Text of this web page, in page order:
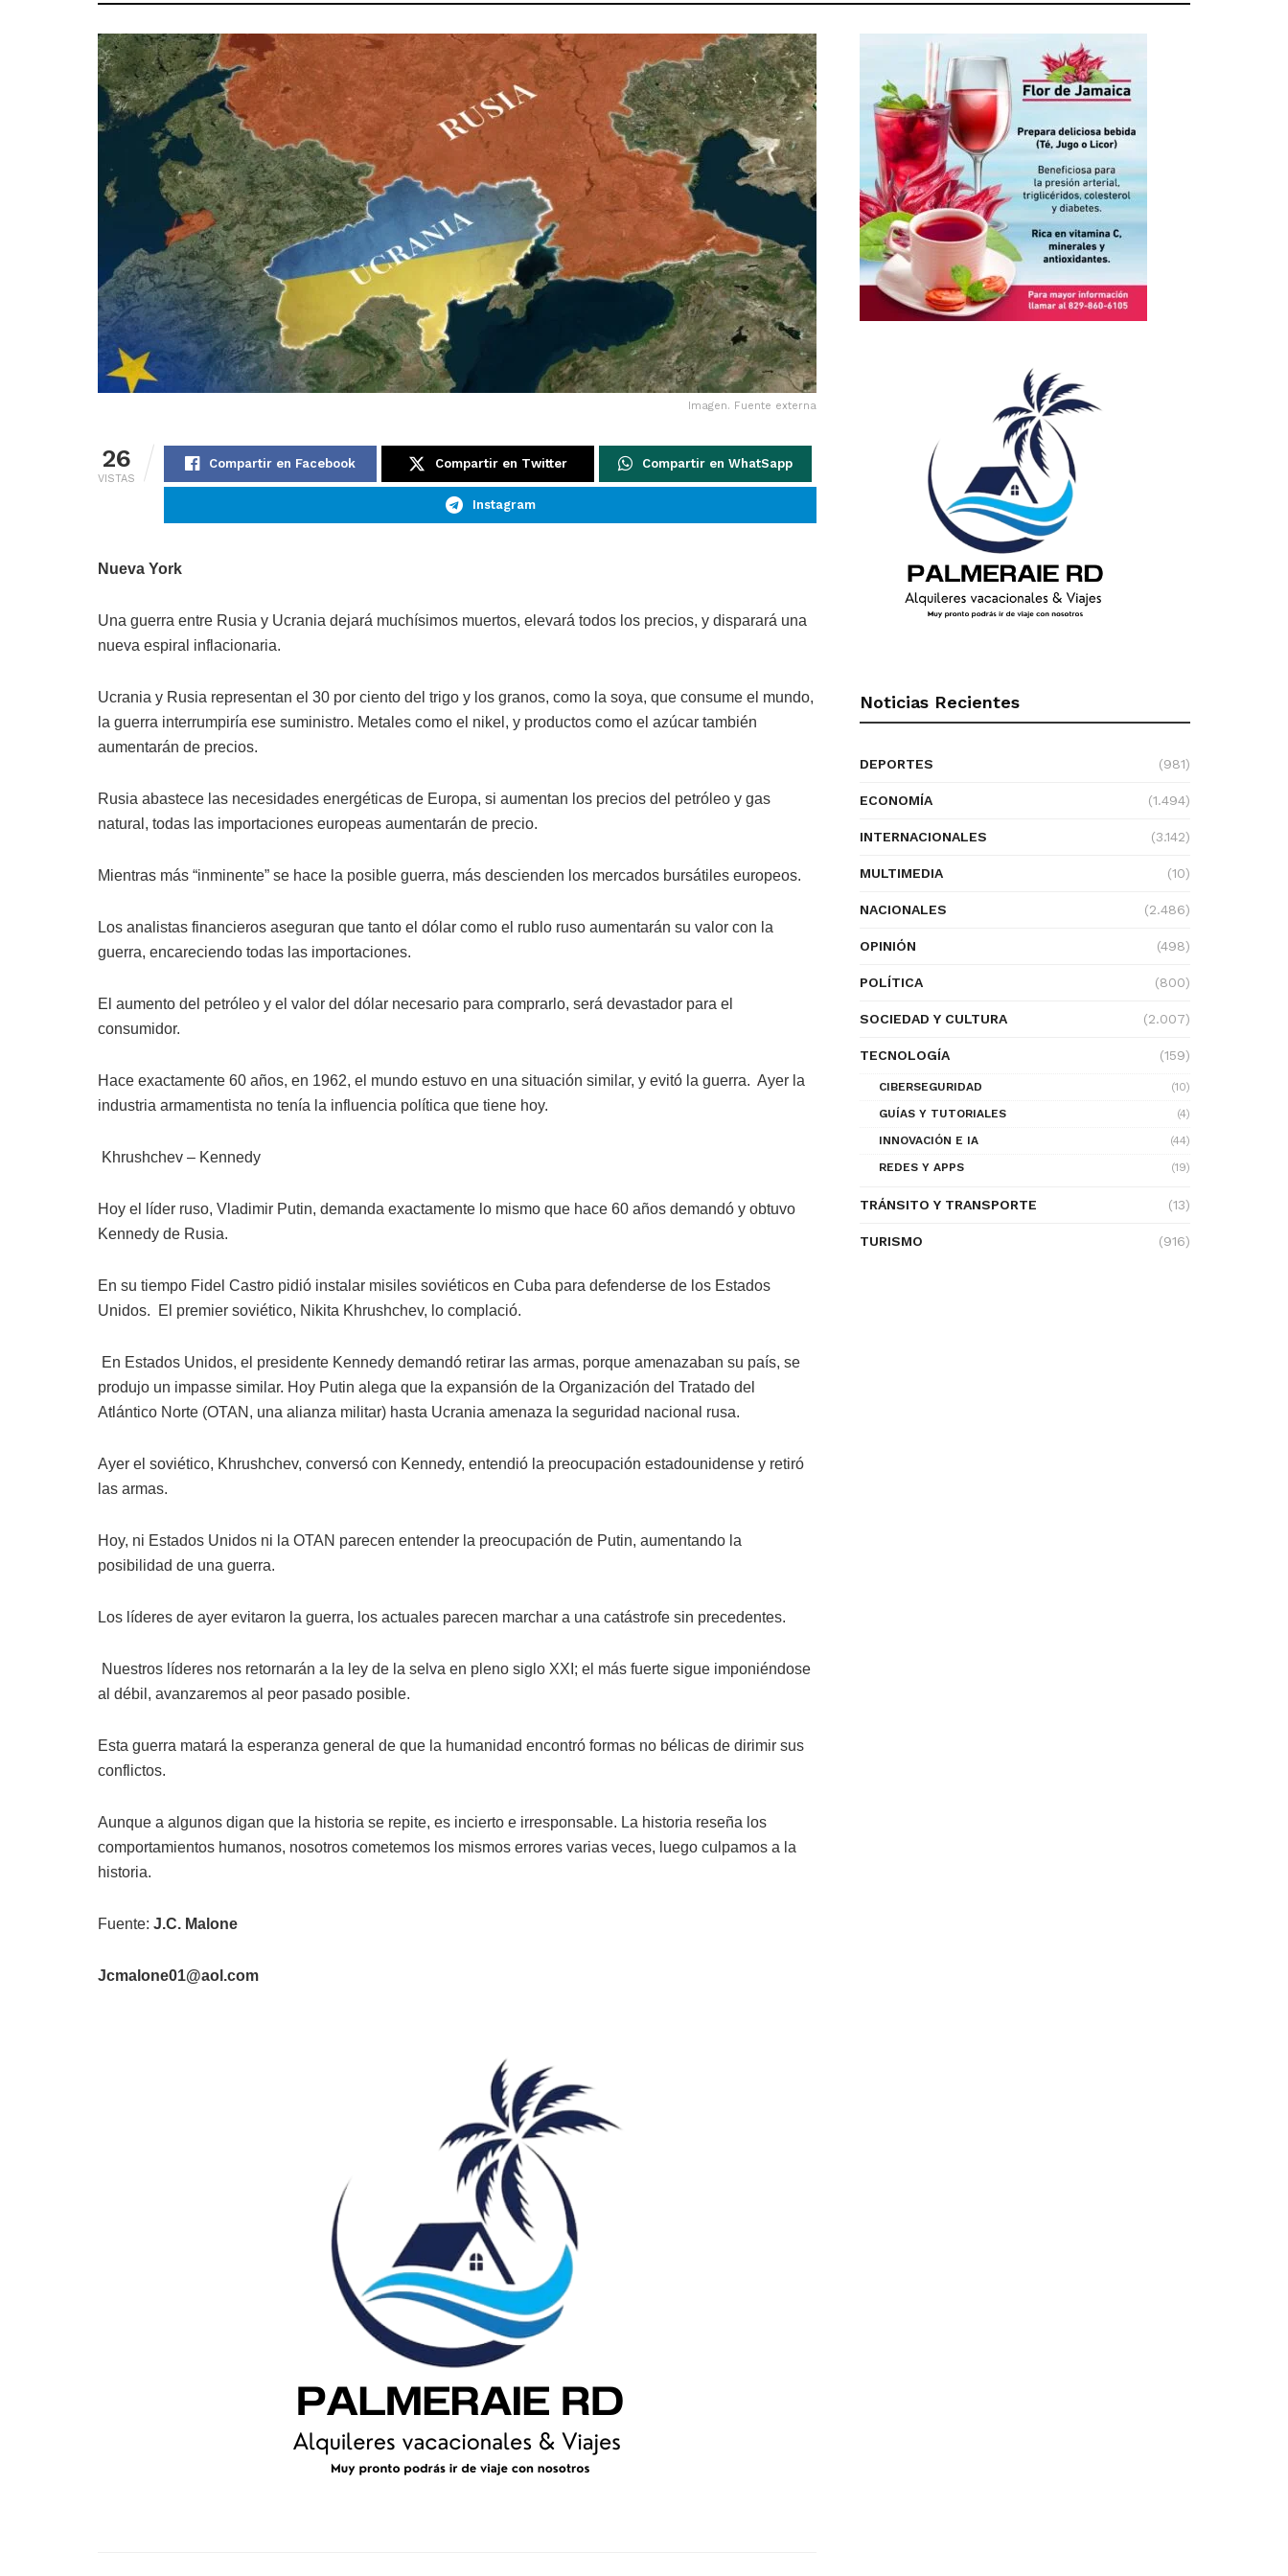
Imagen. Fuente externa
26
VISTAS
Compartir en Facebook Compartir en Twitter Compartir en WhatSapp
Instagram
Nueva York
Una guerra entre Rusia y Ucrania dejará muchísimos muertos, elevará todos los precios, y disparará una
nueva espiral inflacionaria.
Ucrania y Rusia representan el 30 por ciento del trigo y los granos, como la soya, que consume el mundo,
la guerra interrumpiría ese suministro. Metales como el nikel, y productos como el azúcar también
aumentarán de precios.
Rusia abastece las necesidades energéticas de Europa, si aumentan los precios del petróleo y gas
natural, todas las importaciones europeas aumentarán de precio.
Mientras más “inminente” se hace la posible guerra, más descienden los mercados bursátiles europeos.
Los analistas financieros aseguran que tanto el dólar como el rublo ruso aumentarán su valor con la
guerra, encareciendo todas las importaciones.
El aumento del petróleo y el valor del dólar necesario para comprarlo, será devastador para el
consumidor.
Hace exactamente 60 años, en 1962, el mundo estuvo en una situación similar, y evitó la guerra. Ayer la
industria armamentista no tenía la influencia política que tiene hoy.
Khrushchev – Kennedy
Hoy el líder ruso, Vladimir Putin, demanda exactamente lo mismo que hace 60 años demandó y obtuvo
Kennedy de Rusia.
En su tiempo Fidel Castro pidió instalar misiles soviéticos en Cuba para defenderse de los Estados
Unidos. El premier soviético, Nikita Khrushchev, lo complació.
En Estados Unidos, el presidente Kennedy demandó retirar las armas, porque amenazaban su país, se
produjo un impasse similar. Hoy Putin alega que la expansión de la Organización del Tratado del
Atlántico Norte (OTAN, una alianza militar) hasta Ucrania amenaza la seguridad nacional rusa.
Ayer el soviético, Khrushchev, conversó con Kennedy, entendió la preocupación estadounidense y retiró
las armas.
Hoy, ni Estados Unidos ni la OTAN parecen entender la preocupación de Putin, aumentando la
posibilidad de una guerra.
Los líderes de ayer evitaron la guerra, los actuales parecen marchar a una catástrofe sin precedentes.
Nuestros líderes nos retornarán a la ley de la selva en pleno siglo XXI; el más fuerte sigue imponiéndose
al débil, avanzaremos al peor pasado posible.
Esta guerra matará la esperanza general de que la humanidad encontró formas no bélicas de dirimir sus
conflictos.
Aunque a algunos digan que la historia se repite, es incierto e irresponsable. La historia reseña los
comportamientos humanos, nosotros cometemos los mismos errores varias veces, luego culpamos a la
historia.
Fuente: J.C. Malone
Jcmalone01@aol.com
Noticias Recientes
DEPORTES (981)
ECONOMÍA (1.494)
INTERNACIONALES (3.142)
MULTIMEDIA (10)
NACIONALES (2.486)
OPINIÓN (498)
POLÍTICA (800)
SOCIEDAD Y CULTURA (2.007)
TECNOLOGÍA (159)
CIBERSEGURIDAD
(10)
GUÍAS Y TUTORIALES
(4)
INNOVACIÓN E IA
(44)
REDES Y APPS
(19)
TRÁNSITO Y TRANSPORTE (13)
TURISMO (916)